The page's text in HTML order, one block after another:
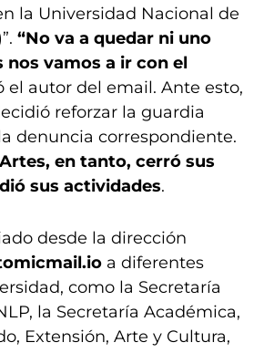
la Universidad Nacional de
“No va a quedar ni uno
vamos a ir con el
el autor del email. Ante esto,
reforzar la guardia
denuncia correspondiente.
en tanto, cerró sus
sus actividades.
desde la dirección
a diferentes
como la Secretaría
la Secretaría Académica,
Extensión, Arte y Cultura,